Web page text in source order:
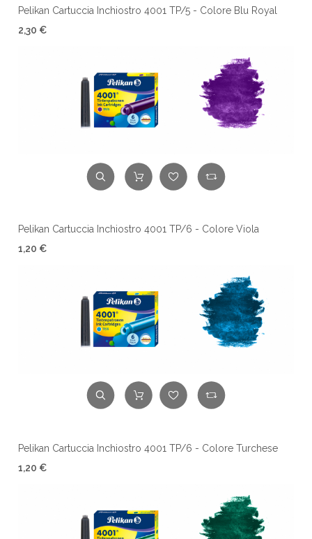
Pelikan Cartuccia Inchiostro 4001 TP/5 - Colore Blu Royal
2,30 €
Pelikan Cartuccia Inchiostro 4001 TP/6 - Colore Viola
1,20 €
Pelikan Cartuccia Inchiostro 4001 TP/6 - Colore Turchese
1,20 €